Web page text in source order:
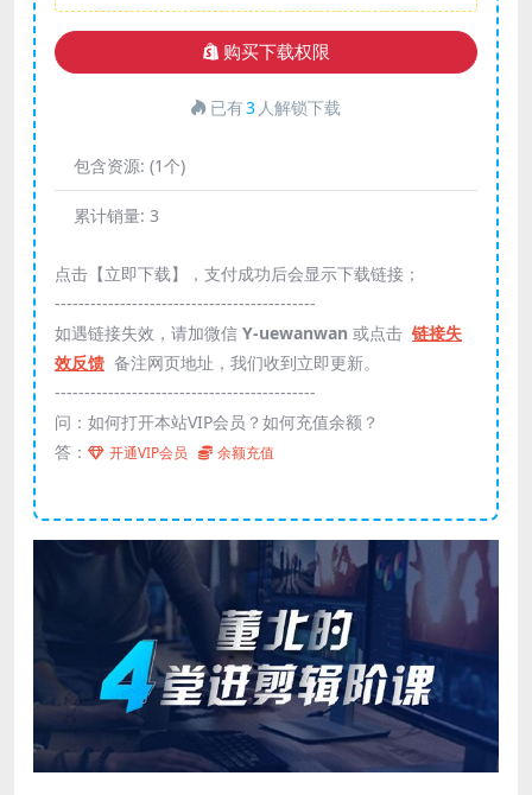
购买下载权限
已有3 人解锁下载
包含资源: (1个)
累计销量: 3
点击【立即下载】，支付成功后会显示下载链接；
--------------------------------------------
如遇链接失效，请加微信 Y-uewanwan 或点击 链接失
效反馈 备注网页地址，我们收到立即更新。
--------------------------------------------
问：如何打开本站VIP会员？如何充值余额？
答：
开通VIP会员 余额充值